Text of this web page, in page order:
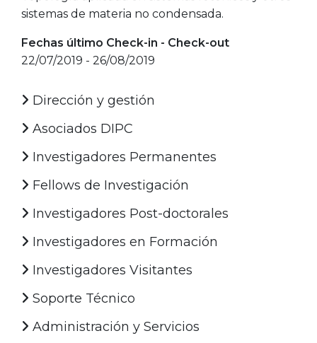
sistemas de materia no condensada.
Fechas último Check-in - Check-out
22/07/2019 - 26/08/2019
Dirección y gestión
Asociados DIPC
Investigadores Permanentes
Fellows de Investigación
Investigadores Post-doctorales
Investigadores en Formación
Investigadores Visitantes
Soporte Técnico
Administración y Servicios